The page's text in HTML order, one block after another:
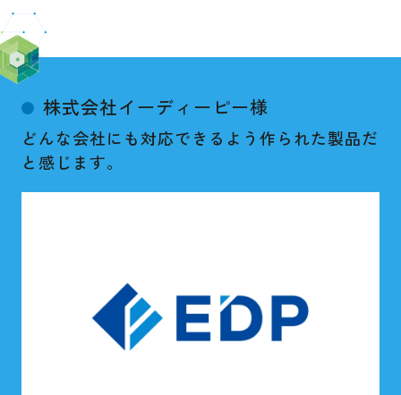
株式会社イーディーピー様
どんな会社にも対応できるよう作られた製品だ
と感じます。